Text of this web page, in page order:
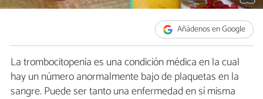
Añádenos en Google
La trombocitopenia es una condición médica en la cual
hay un número anormalmente bajo de plaquetas en la
sangre. Puede ser tanto una enfermedad en sí misma